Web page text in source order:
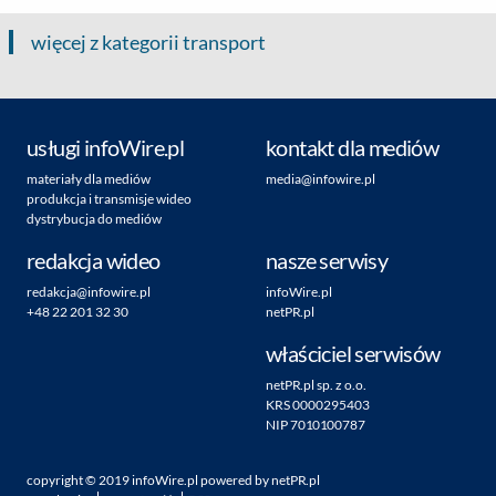
więcej z kategorii transport
usługi infoWire.pl
materiały dla mediów
produkcja i transmisje wideo
dystrybucja do mediów
kontakt dla mediów
media@infowire.pl
redakcja wideo
redakcja@infowire.pl
+48 22 201 32 30
nasze serwisy
infoWire.pl
netPR.pl
właściciel serwisów
netPR.pl sp. z o.o.
KRS 0000295403
NIP 7010100787
copyright ©2019infoWire.pl powered bynetPR.pl